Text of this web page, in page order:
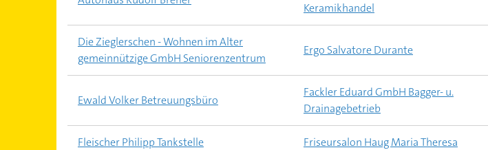
Keramikhandel
Die Zieglerschen - Wohnen im Alter
gemeinnützige GmbH Seniorenzentrum
Ergo Salvatore Durante
Ewald Volker Betreuungsbüro
Fackler Eduard GmbH Bagger- u.
Drainagebetrieb
Fleischer Philipp Tankstelle Friseursalon Haug Maria Theresa